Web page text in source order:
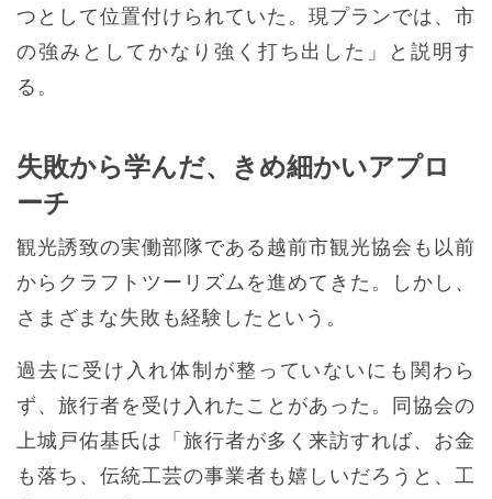
つとして位置付けられていた。現プランでは、市
の強みとしてかなり強く打ち出した」と説明す
る。
失敗から学んだ、きめ細かいアプロ
ーチ
観光誘致の実働部隊である越前市観光協会も以前
からクラフトツーリズムを進めてきた。しかし、
さまざまな失敗も経験したという。
過去に受け入れ体制が整っていないにも関わら
ず、旅行者を受け入れたことがあった。同協会の
上城戸佑基氏は「旅行者が多く来訪すれば、お金
も落ち、伝統工芸の事業者も嬉しいだろうと、工